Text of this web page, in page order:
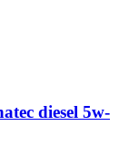
diesel 5w-